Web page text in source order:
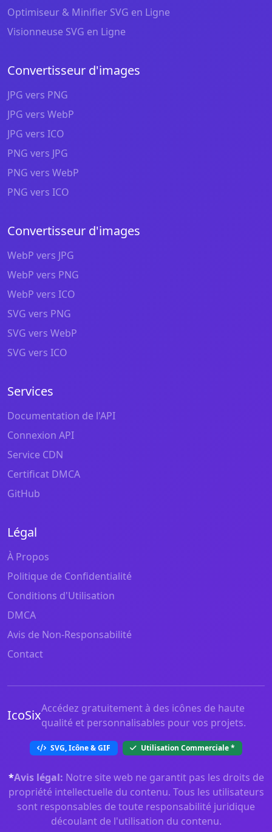
Optimiseur & Minifier SVG en Ligne
Visionneuse SVG en Ligne
Convertisseur d'images
JPG vers PNG
JPG vers WebP
JPG vers ICO
PNG vers JPG
PNG vers WebP
PNG vers ICO
Convertisseur d'images
WebP vers JPG
WebP vers PNG
WebP vers ICO
SVG vers PNG
SVG vers WebP
SVG vers ICO
Services
Documentation de l'API
Connexion API
Service CDN
Certificat DMCA
GitHub
Légal
À Propos
Politique de Confidentialité
Conditions d'Utilisation
DMCA
Avis de Non-Responsabilité
Contact
IcoSixAccédez gratuitement à des icônes de haute
qualité et personnalisables pour vos projets.
SVG, Icône & GIF Utilisation Commerciale*
*Avis légal: Notre site web ne garantit pas les droits de
propriété intellectuelle du contenu. Tous les utilisateurs
sont responsables de toute responsabilité juridique
découlant de l'utilisation du contenu.